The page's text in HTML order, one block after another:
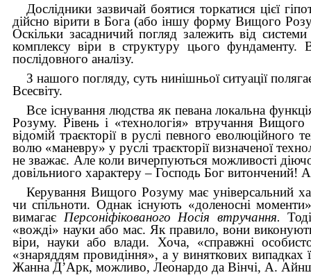
Дослідники зазвичай боятися торкатися цієї
дійсно вірити в Бога (або іншу форму Вищого
Оскільки засадничий погляд залежить від
комплексу віри в структуру цього фундаменту.
послідовного аналізу.
З нашого погляду, суть нинішньої ситуації
Всесвіту.
Все існування людства як певана локальна
Розуму. Рівень і «технологія» втручання
відомій траєкторії в руслі певного еволюційного
волю «маневру» у руслі траєкторії визначеної
не зважає. Але коли вичерпуються можливості
довільниого характеру – Господь Бог
Керування Вищого Розуму має універсальний
чи спільноти. Однак існують «доленосні
вимагає Персоніфікованого Носія втручання.
«вожді» науки або мас. Як правило, вони
віри, науки або влади. Хоча, «справжні
«знаряддям провидіння», а у виняткових
Жанна Д’Арк, можливо, Леонардо да Вінчі, А.